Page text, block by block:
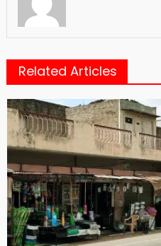
Related Articles